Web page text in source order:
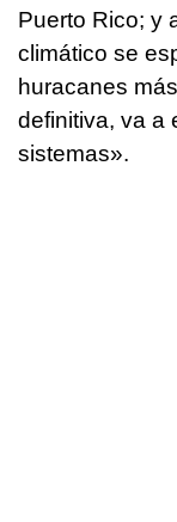
Puerto Rico; y
climático se
huracanes
definitiva, va a
sistemas».